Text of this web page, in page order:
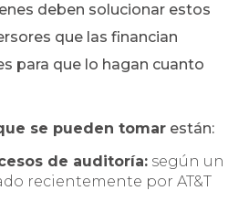
deben solucionar estos
que las financian
para que lo hagan cuanto
se pueden tomar están:
de auditoría: según un
recientemente por AT&T